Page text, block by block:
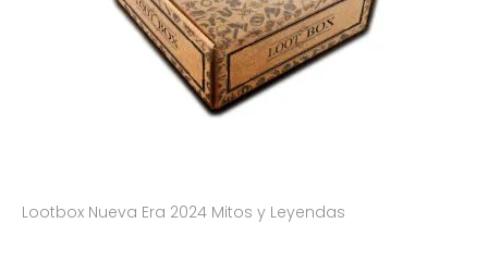
Lootbox Nueva Era 2024 Mitos y Leyendas